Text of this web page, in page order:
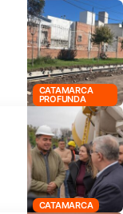
CATAMARCA
PROFUNDA
CATAMARCA